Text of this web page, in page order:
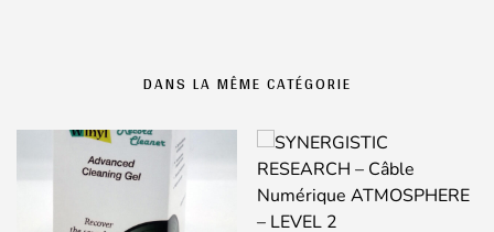
DANS LA MÊME CATÉGORIE